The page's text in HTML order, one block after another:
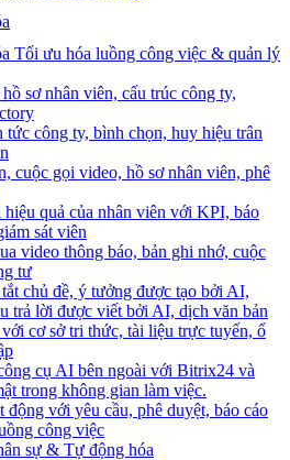
Tối ưu hóa luồng công việc & quản lý
sơ nhân viên, cấu trúc công ty,
tức công ty, bình chọn, huy hiệu trân
cuộc gọi video, hồ sơ nhân viên, phê
hiệu quả của nhân viên với KPI, báo
sát viên
video thông báo, bản ghi nhớ, cuộc
tư
chủ đề, ý tưởng được tạo bởi AI,
trả lời được viết bởi AI, dịch văn bản
cơ sở tri thức, tài liệu trực tuyến, ổ
cụ AI bên ngoài với Bitrix24 và
trong không gian làm việc.
động với yêu cầu, phê duyệt, báo cáo
công việc
sự & Tự động hóa